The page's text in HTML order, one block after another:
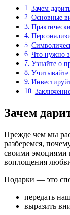
Зачем
Основные
Что нужно
Узнайте о
Учитывайте
Зачем
Прежде чем мы
разберемся,
своими эмоциями
воплощения
Подарки — это
передать
выразить